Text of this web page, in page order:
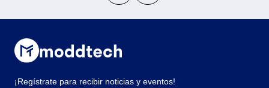
¡Regístrate para recibir noticias y eventos!